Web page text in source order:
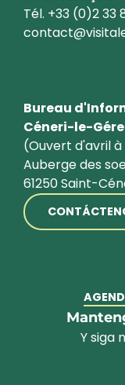
Tél. +33 (0)2 33
Bureau
Céneri-le-
(Ouvert d'avril
Auberge des
61250 Saint-
Y siga